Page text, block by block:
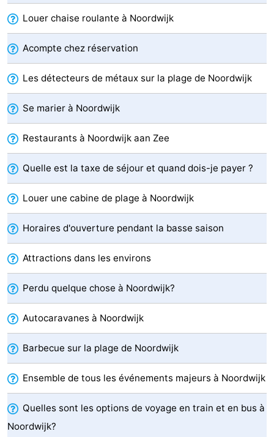
vue
Croisières
-
Terrains
de
-
Aires
jeux
intérieures
-
de
bien-
être
Villages
&
villes
Nature
Sports
-
Piscines
-
Faire
du
vélo
-
Randonnée
-
Équitation
-
Terrains
de
golf
-
Surfen
-
Peche
Sportive
-
Equitation
Boire
Louer chaise roulante à Noordwijk
Acompte chez réservation
Les détecteurs de métaux sur la plage de Noordwijk
Se marier à Noordwijk
Restaurants à Noordwijk aan Zee
Quelle est la taxe de séjour et quand dois-je payer ?
Louer une cabine de plage à Noordwijk
Horaires d'ouverture pendant la basse saison
Attractions dans les environs
Perdu quelque chose à Noordwijk?
Autocaravanes à Noordwijk
Barbecue sur la plage de Noordwijk
Ensemble de tous les événements majeurs à Noordwijk
Quelles sont les options de voyage en train et en bus à
Noordwijk?